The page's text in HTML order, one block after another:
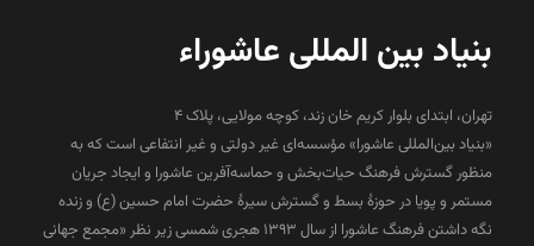
بنیاد بین المللی عاشوراء
تهران، ابتدای بلوار کریم خان زند، کوچه مولایی، پلاک 4
«بنیاد بین‌المللی عاشورا» مؤسسه‌ای غیر دولتی و غیر انتفاعی است که به
منظور گسترش فرهنگ حیات‌بخش و حماسه‌آفرین عاشورا و ایجاد جریان
مستمر و پویا در حوزۀ بسط و گسترش سیرۀ حضرت امام حسین (ع) و زنده
نگه داشتن فرهنگ عاشورا از سال ۱۳۹۳ هجری شمسی زیر نظر «مجمع جهانی